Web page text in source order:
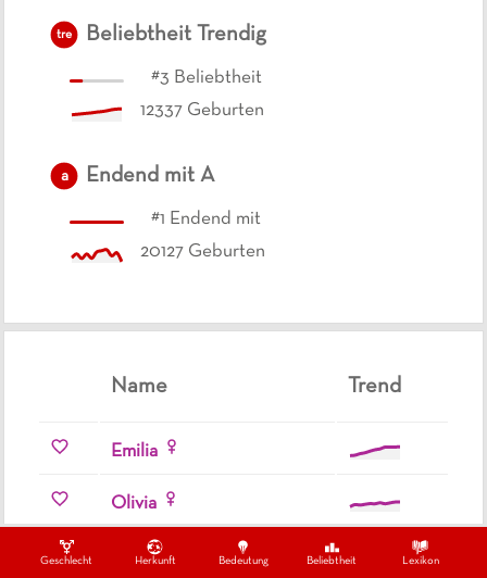
Geschlecht Herkunft Bedeutung Beliebtheit Lexikon
tre Beliebtheit Trendig
#3 Beliebtheit
12337 Geburten
a Endend mit A
#1 Endend mit
20127 Geburten
Name Trend
Emilia
Olivia
Amelia